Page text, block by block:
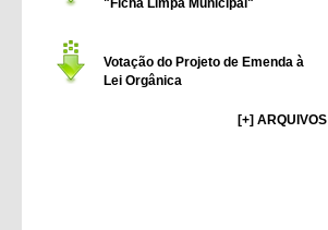
"Ficha Limpa Municipal"
Votação do Projeto de Emenda à
Lei Orgânica
[+] ARQUIVOS